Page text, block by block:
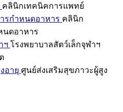
คลินิกเทคนิคการแพทย์
รกำหนดอาหาร คลินิก
นดอาหาร
ฯ โรงพยาบาลสัตว์เล็กจุฬาฯ
อายุ ศูนย์ส่งเสริมสุขภาวะผู้สูง